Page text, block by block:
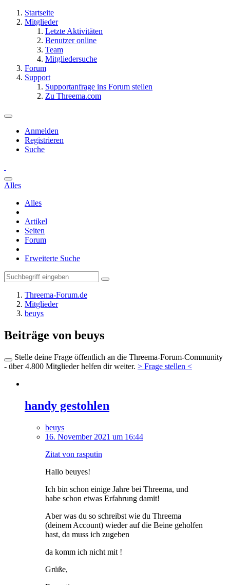
Startseite
Mitglieder
Letzte Aktivitäten
Benutzer online
Team
Mitgliedersuche
Forum
Support
Supportanfrage ins Forum stellen
Zu Threema.com
Anmelden
Registrieren
Suche
Alles
Alles
Artikel
Seiten
Forum
Erweiterte Suche
Threema-Forum.de
Mitglieder
beuys
Beiträge von beuys
Stelle deine Frage öffentlich an die Threema-Forum-Community
- über 4.800 Mitglieder helfen dir weiter. > Frage stellen <
handy gestohlen
beuys
16. November 2021 um 16:44
Zitat von rasputin
Hallo beuyes!
Ich bin schon einige Jahre bei Threema, und
habe schon etwas Erfahrung damit!
Aber was du so schreibst wie du Threema
(deinem Account) wieder auf die Beine geholfen
hast, da muss ich zugeben
da komm ich nicht mit !
Grüße,